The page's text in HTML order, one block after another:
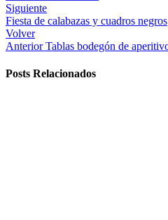
Siguiente
Fiesta de calabazas y cuadros negros
Volver
Anterior Tablas bodegón de
Posts Relacionados